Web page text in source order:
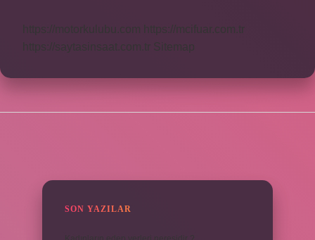
https://motorkulubu.com
https://mcifuar.com.tr
https://saytasinsaat.com.tr Sitemap
SON YAZILAR